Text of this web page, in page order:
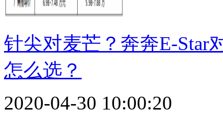
针尖对麦芒？奔奔E-Star
怎么选？
2020-04-30 10:00:20